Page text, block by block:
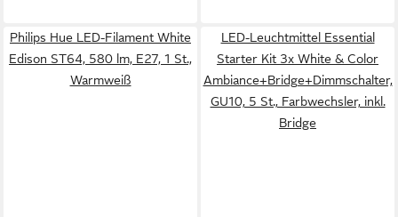
Philips Hue LED-Filament White
Edison ST64, 580 lm, E27, 1 St.,
Warmweiß
LED-Leuchtmittel Essential
Starter Kit 3x White & Color
Ambiance+Bridge+Dimmschalter,
GU10, 5 St., Farbwechsler, inkl.
Bridge